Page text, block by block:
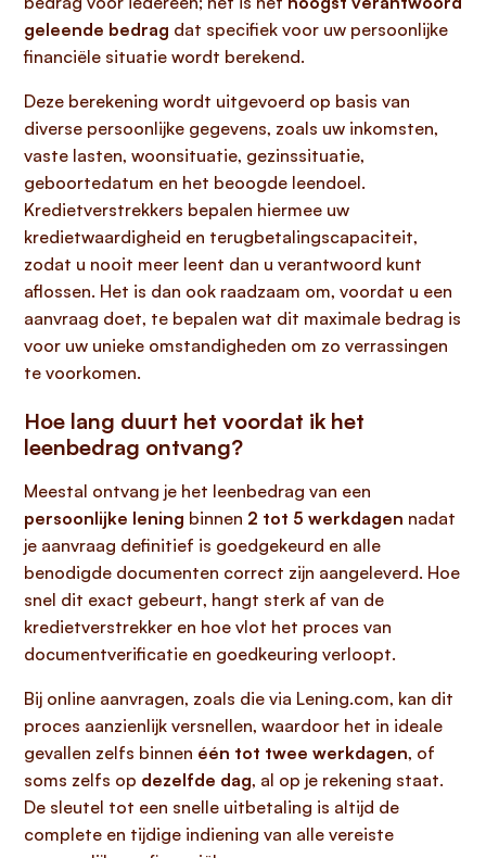
geleende bedrag dat specifiek voor uw persoonlijke
financiële situatie wordt berekend.
Deze berekening wordt uitgevoerd op basis van
diverse persoonlijke gegevens, zoals uw inkomsten,
vaste lasten, woonsituatie, gezinssituatie,
geboortedatum en het beoogde leendoel.
Kredietverstrekkers bepalen hiermee uw
kredietwaardigheid en terugbetalingscapaciteit,
zodat u nooit meer leent dan u verantwoord kunt
aflossen. Het is dan ook raadzaam om, voordat u een
aanvraag doet, te bepalen wat dit maximale bedrag is
voor uw unieke omstandigheden om zo verrassingen
te voorkomen.
Hoe lang duurt het voordat ik het
leenbedrag ontvang?
Meestal ontvang je het leenbedrag van een
persoonlijke lening binnen 2 tot 5 werkdagen nadat
je aanvraag definitief is goedgekeurd en alle
benodigde documenten correct zijn aangeleverd. Hoe
snel dit exact gebeurt, hangt sterk af van de
kredietverstrekker en hoe vlot het proces van
documentverificatie en goedkeuring verloopt.
Bij online aanvragen, zoals die via Lening.com, kan dit
proces aanzienlijk versnellen, waardoor het in ideale
gevallen zelfs binnen één tot twee werkdagen, of
soms zelfs op dezelfde dag, al op je rekening staat.
De sleutel tot een snelle uitbetaling is altijd de
complete en tijdige indiening van alle vereiste